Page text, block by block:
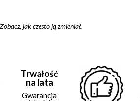
jak często ją zmieniać.
Trwałość
na lata
Gwarancja